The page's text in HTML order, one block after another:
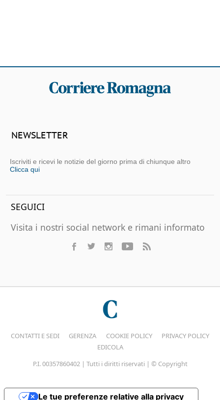
NEWSLETTER
Iscriviti e ricevi le notizie del giorno prima di chiunque altro
Clicca qui
SEGUICI
Visita i nostri social network e rimani informato
CONTATTI E SEDI GERENZA COOKIE POLICY
PRIVACY POLICY
EDICOLA
P.I. 00357860402 | Tutti i diritti riservati | © Copyright
Le tue preferenze relative alla privacy